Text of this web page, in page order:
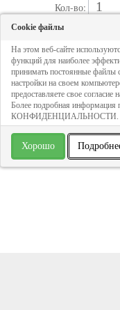
Кол-во:
330 руб
» В избранное
Cookie файлы
На этом веб-сайте
функций для наиболее
принимать постоянные файлы
настройки на своем
предоставляете свое
Более подробная
КОНФИДЕНЦИАЛЬНОСТИ.
Хорошо